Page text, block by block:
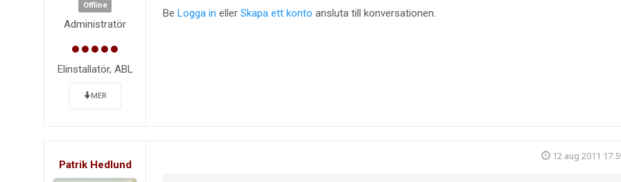
Offline
Administratör
Elinstallatör, ABL
MER
Be Logga in eller Skapa ett konto ansluta till konversationen.
Patrik Hedlund
12 aug 2011